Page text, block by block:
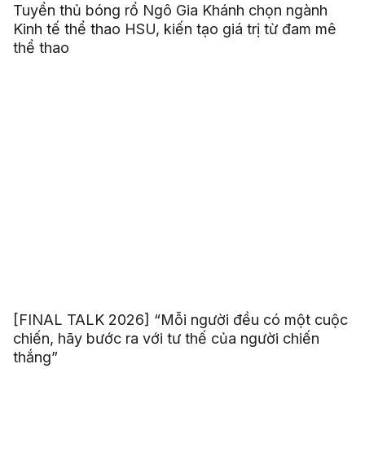
Tuyển thủ bóng rổ Ngô Gia Khánh chọn ngành
Kinh tế thể thao HSU, kiến tạo giá trị từ đam mê
thể thao
[FINAL TALK 2026] “Mỗi người đều có một cuộc
chiến, hãy bước ra với tư thế của người chiến
thắng”